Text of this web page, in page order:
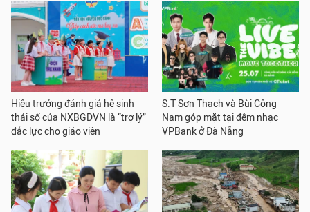
Hiệu trưởng đánh giá hệ sinh
thái số của NXBGDVN là “trợ lý”
đắc lực cho giáo viên
S.T Sơn Thạch và Bùi Công
Nam góp mặt tại đêm nhạc
VPBank ở Đà Nẵng